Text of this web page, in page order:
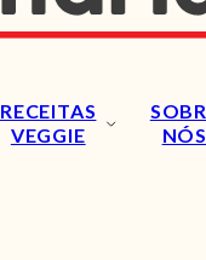
RECEITAS
VEGGIE
NÓS